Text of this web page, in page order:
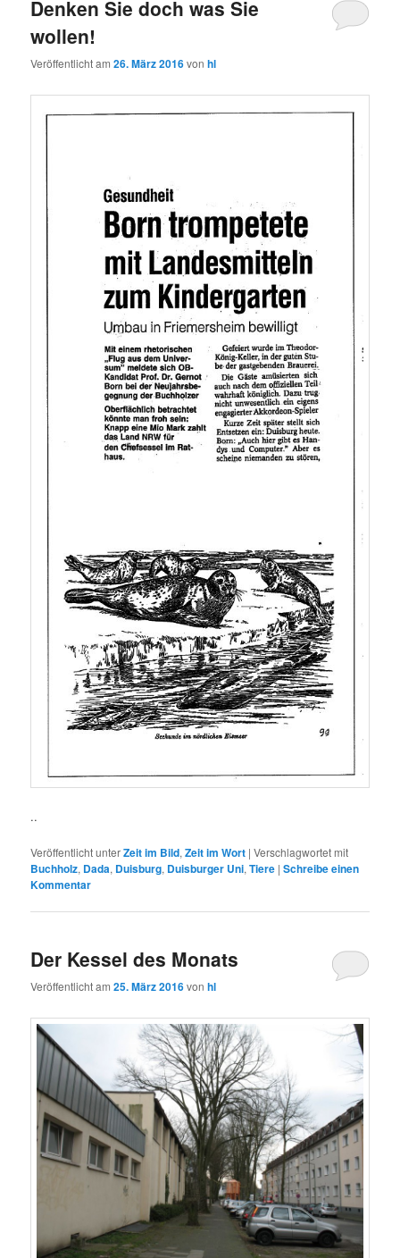
Denken Sie doch was Sie
wollen!
Veröffentlicht am26. März 2016vonhl
..
Veröffentlicht unterZeit im Bild,Zeit im Wort |Verschlagwortet mit
Buchholz, Dada, Duisburg, Duisburger Uni,Tiere |Schreibe einen
Kommentar
Der Kessel des Monats
Veröffentlicht am25. März 2016vonhl